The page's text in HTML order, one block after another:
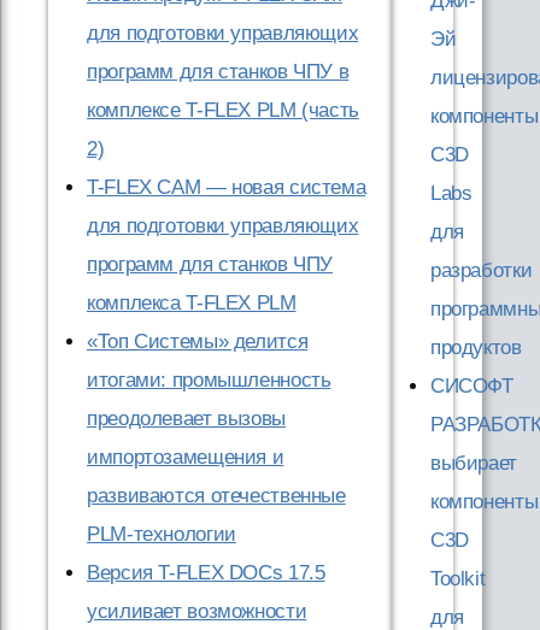
для подготовки управляющих
программ для станков ЧПУ в
комплексе T-FLEX PLM (часть
2)
T-FLEX CAM — новая система
для подготовки управляющих
программ для станков ЧПУ
комплекса T-FLEX PLM
«Топ Системы» делится
итогами: промышленность
преодолевает вызовы
импортозамещения и
развиваются отечественные
PLM-технологии
Версия T-FLEX DOCs 17.5
усиливает возможности
Эй
компоненты
C3D
Labs
для
разработки
продуктов
СИСОФТ
выбирает
компоненты
C3D
Toolkit
для